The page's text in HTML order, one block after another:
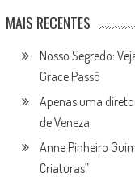
MAIS RECENTES
Nosso Segredo:
Grace Passô
Apenas uma
de Veneza
Anne Pinheiro
Criaturas”